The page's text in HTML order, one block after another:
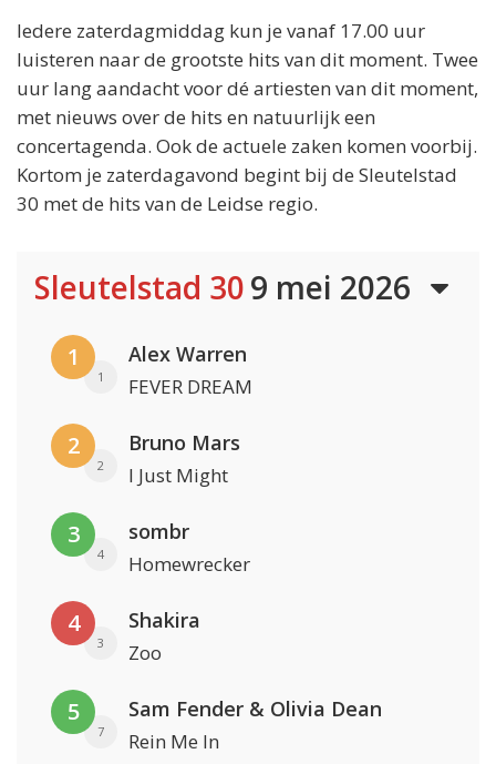
Iedere zaterdagmiddag kun je vanaf 17.00 uur
luisteren naar de grootste hits van dit moment. Twee
uur lang aandacht voor dé artiesten van dit moment,
met nieuws over de hits en natuurlijk een
concertagenda. Ook de actuele zaken komen voorbij.
Kortom je zaterdagavond begint bij de Sleutelstad
30 met de hits van de Leidse regio.
Sleutelstad 309 mei 2026
1
1
Alex Warren
FEVER DREAM
2
2
Bruno Mars
I Just Might
3
4
sombr
Homewrecker
4
3
Shakira
Zoo
5
7
Sam Fender & Olivia Dean
Rein Me In